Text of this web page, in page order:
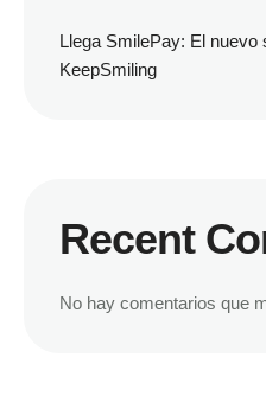
Llega SmilePay: El nuevo
KeepSmiling
Recent
No hay comentarios que